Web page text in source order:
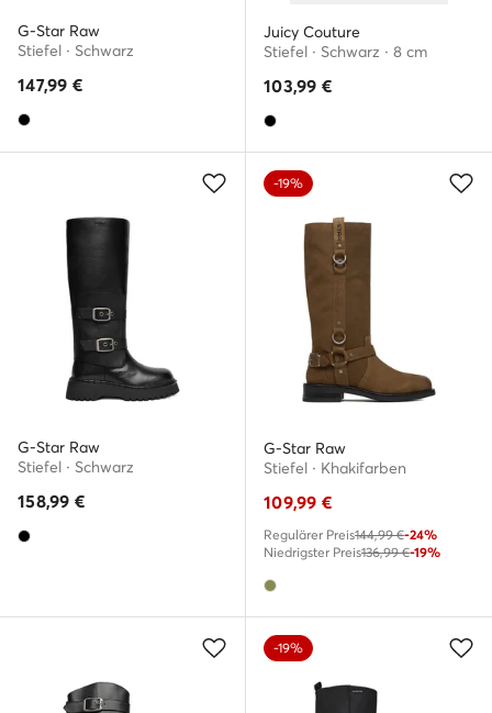
G-Star Raw
Stiefel · Schwarz
147,99 €
Juicy Couture
Stiefel · Schwarz · 8 cm
103,99 €
G-Star Raw
Stiefel · Schwarz
158,99 €
-19%
G-Star Raw
Stiefel · Khakifarben
109,99 €
Regulärer Preis144,99 €-24%
Niedrigster Preis136,99 €-19%
-19%